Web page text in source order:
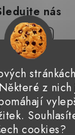
z nich
cookies?
Juice Gyeon